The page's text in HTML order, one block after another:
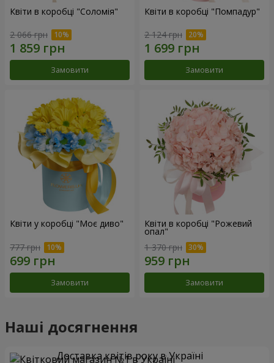
Квіти в коробці "Соломія"
2 066 грн
Замовити
Квіти в коробці "Помпадур"
2 124 грн
Замовити
Квіти у коробці "Моє диво"
777 грн
Замовити
Квіти в коробці "Рожевий
опал"
1 370 грн
Замовити
Наші досягнення
Доставка квітів року в Україні